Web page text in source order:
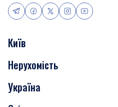
Київ
Події
Скандали
Нерухомість
Україна